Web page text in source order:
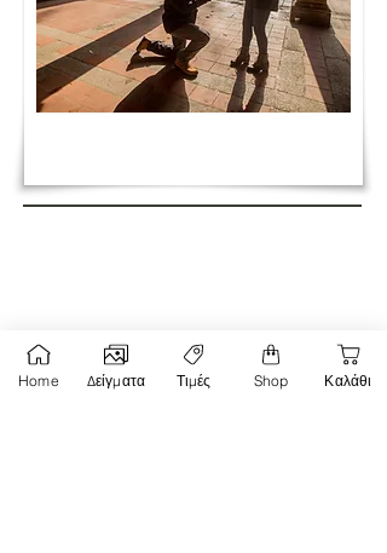
Σχόλια
Home Δείγματα Τιμές Shop Καλάθι